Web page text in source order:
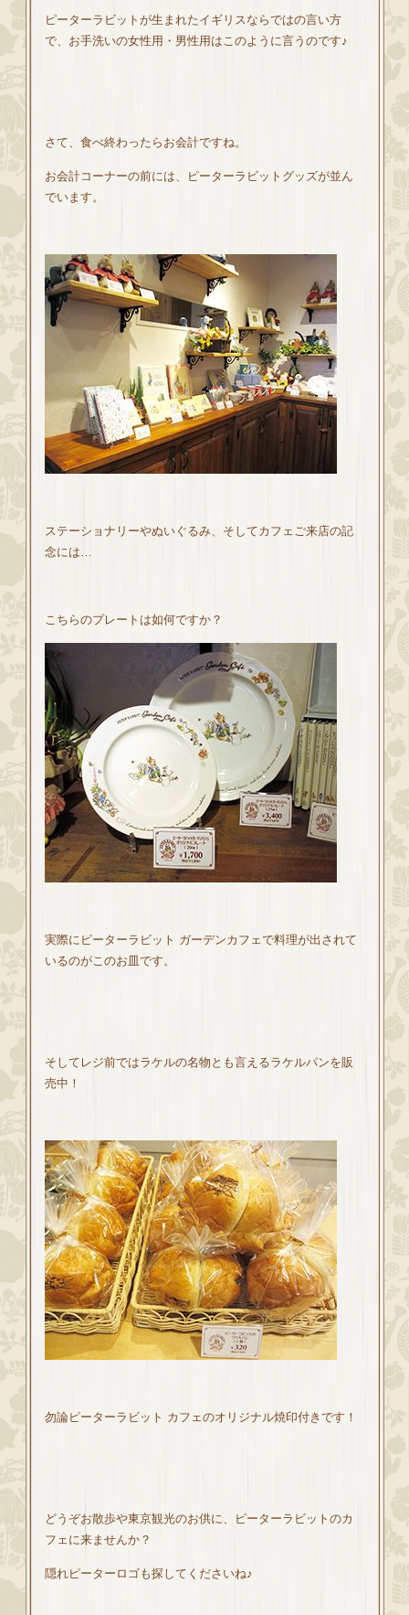
ピーターラビットが生まれたイギリスならではの言い方
で、お手洗いの女性用・男性用はこのように言うのです♪
さて、食べ終わったらお会計ですね。
お会計コーナーの前には、ピーターラビットグッズが並ん
でいます。
ステーショナリーやぬいぐるみ、そしてカフェご来店の記
念には…
こちらのプレートは如何ですか？
実際にピーターラビット ガーデンカフェで料理が出されて
いるのがこのお皿です。
そしてレジ前ではラケルの名物とも言えるラケルパンを販
売中！
勿論ピーターラビット カフェのオリジナル焼印付きです！
どうぞお散歩や東京観光のお供に、ピーターラビットのカ
フェに来ませんか？
隠れピーターロゴも探してくださいね♪